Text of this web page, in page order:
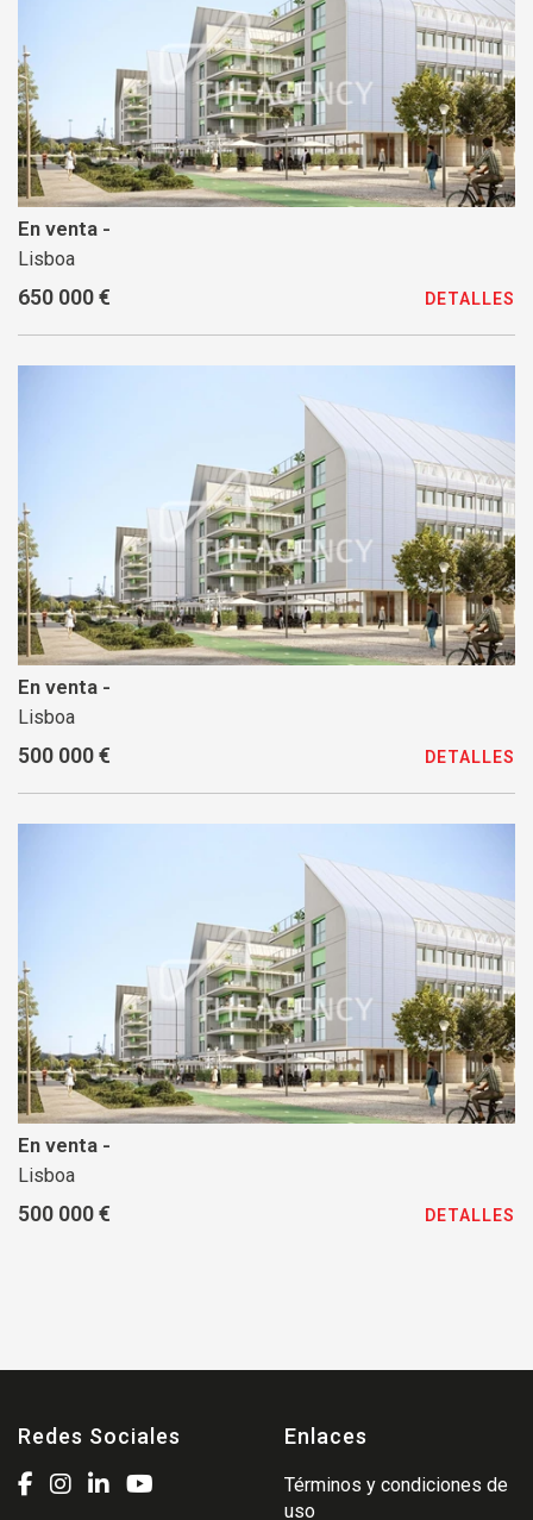
En venta -
Lisboa
650 000 € DETALLES
En venta -
Lisboa
500 000 € DETALLES
En venta -
Lisboa
500 000 € DETALLES
Redes Sociales Enlaces
Términos y condiciones de
uso